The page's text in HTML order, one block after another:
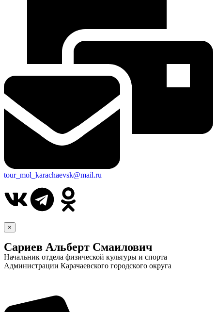
tour_mol_karachaevsk@mail.ru
×
Сариев Альберт Смаилович
Начальник отдела физической культуры и спорта
Администрации Карачаевского городского округа